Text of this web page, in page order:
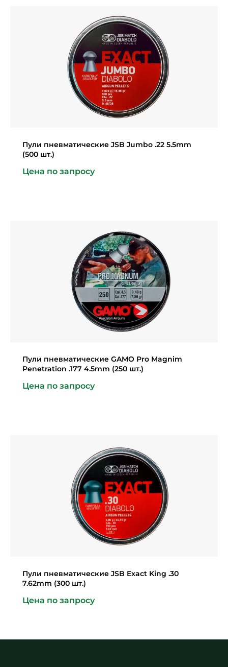
Пули пневматические JSB Jumbo .22 5.5mm
(500 шт.)
Цена по запросу
Пули пневматические GAMO Pro Magnim
Penetration .177 4.5mm (250 шт.)
Цена по запросу
Пули пневматические JSB Exact King .30
7.62mm (300 шт.)
Цена по запросу